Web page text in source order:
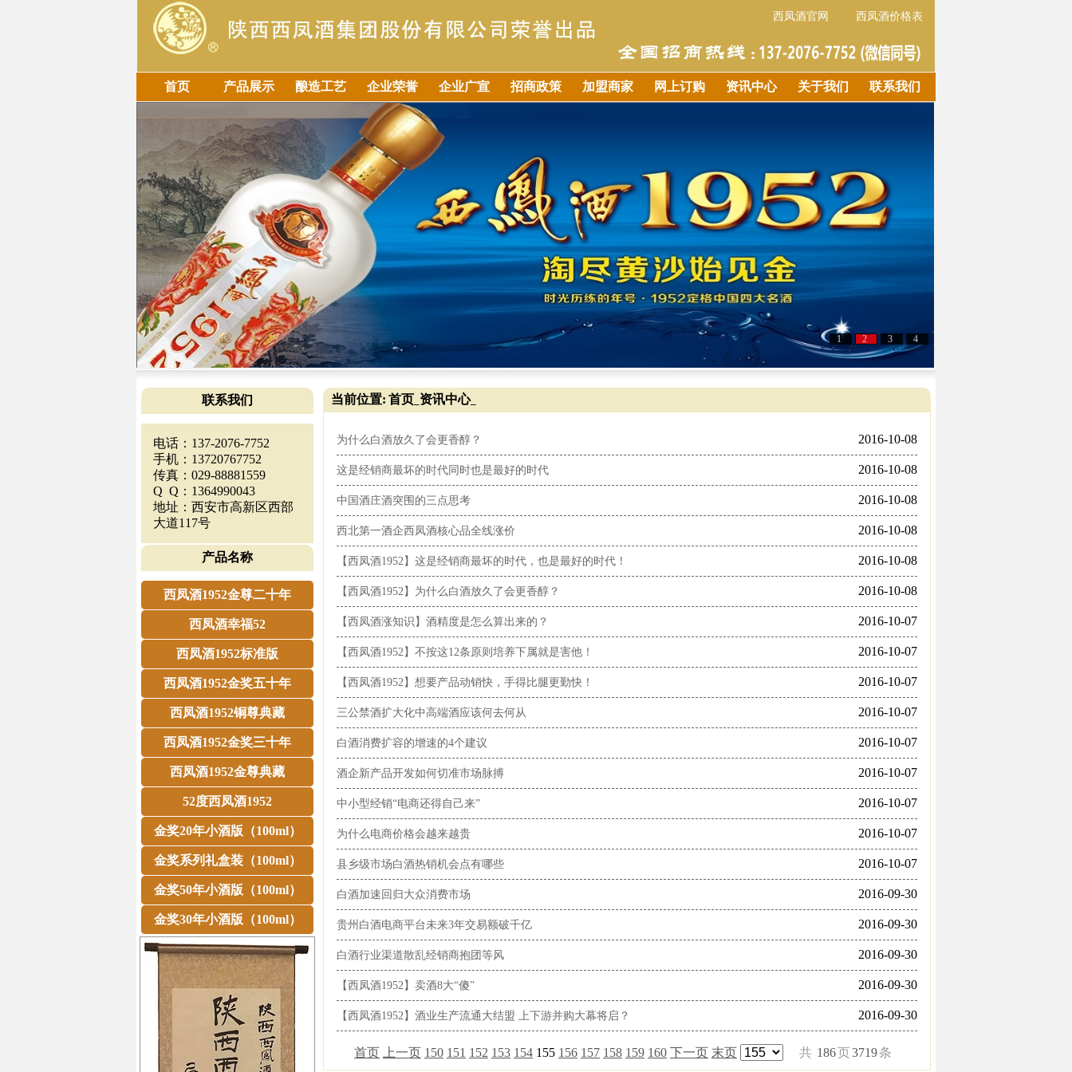
西凤酒官网 西凤酒价格表
首页 产品展示 酿造工艺 企业荣誉 企业广宣 招商政策 加盟商家 网上订购 资讯中心 关于我们 联系我们
1 2 3 4
联系我们
电话：137-2076-7752
手机：13720767752
传真：029-88881559
Q Q：1364990043
地址：西安市高新区西部
大道117号
产品名称
西凤酒1952金尊二十年
西凤酒幸福52
西凤酒1952标准版
西凤酒1952金奖五十年
西凤酒1952铜尊典藏
西凤酒1952金奖三十年
西凤酒1952金尊典藏
52度西凤酒1952
金奖20年小酒版（100ml）
金奖系列礼盒装（100ml）
金奖50年小酒版（100ml）
金奖30年小酒版（100ml）
当前位置: 首页 资讯中心_
为什么白酒放久了会更香醇？ 2016-10-08
这是经销商最坏的时代同时也是最好的时代 2016-10-08
中国酒庄酒突围的三点思考 2016-10-08
西北第一酒企西凤酒核心品全线涨价 2016-10-08
【西凤酒1952】这是经销商最坏的时代，也是最好的时代！ 2016-10-08
【西凤酒1952】为什么白酒放久了会更香醇？ 2016-10-08
【西凤酒涨知识】酒精度是怎么算出来的？ 2016-10-07
【西凤酒1952】不按这12条原则培养下属就是害他！ 2016-10-07
【西凤酒1952】想要产品动销快，手得比腿更勤快！ 2016-10-07
三公禁酒扩大化中高端酒应该何去何从 2016-10-07
白酒消费扩容的增速的4个建议 2016-10-07
酒企新产品开发如何切准市场脉搏 2016-10-07
中小型经销“电商还得自己来” 2016-10-07
为什么电商价格会越来越贵 2016-10-07
县乡级市场白酒热销机会点有哪些 2016-10-07
白酒加速回归大众消费市场 2016-09-30
贵州白酒电商平台未来3年交易额破千亿 2016-09-30
白酒行业渠道散乱经销商抱团等风 2016-09-30
【西凤酒1952】卖酒8大“傻” 2016-09-30
【西凤酒1952】酒业生产流通大结盟 上下游并购大幕将启？ 2016-09-30
首页 上一页 150 151 152 153 154 155 156 157 158 159 160 下一页 末页 共 186页3719条